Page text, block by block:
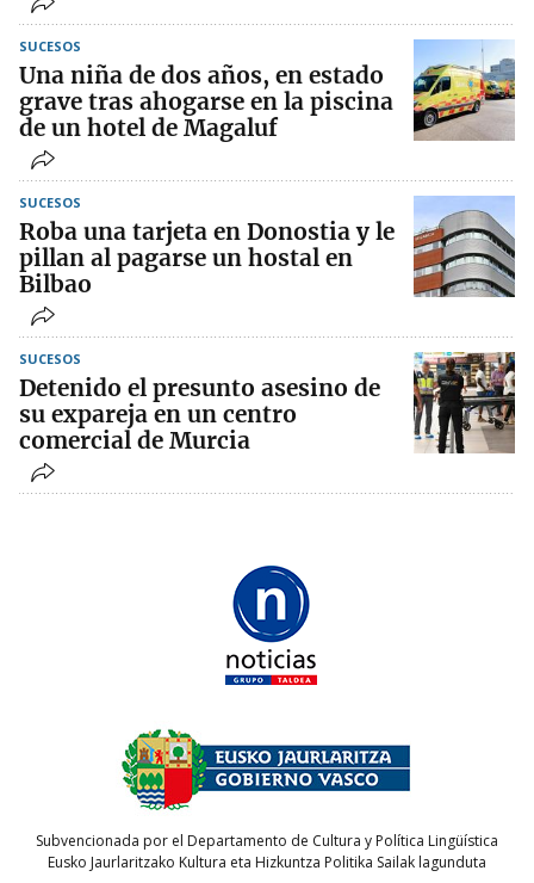
SUCESOS
Una niña de dos años, en estado
grave tras ahogarse en la piscina
de un hotel de Magaluf
SUCESOS
Roba una tarjeta en Donostia y le
pillan al pagarse un hostal en
Bilbao
SUCESOS
Detenido el presunto asesino de
su expareja en un centro
comercial de Murcia
Subvencionada por el Departamento de Cultura y Política Lingüística
Eusko Jaurlaritzako Kultura eta Hizkuntza Politika Sailak lagunduta